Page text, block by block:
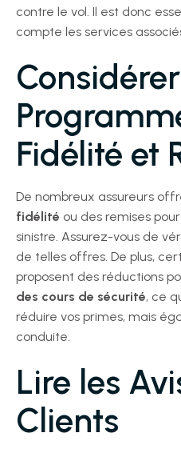
contre le vol. Il est donc
compte les services
Fidélité et
De nombreux assureurs
fidélité ou des remises
sinistre. Assurez-vous de
de telles offres. De plus,
proposent des réductions
des cours de sécurité, ce
réduire vos primes, mais
conduite.
Lire les
Clients